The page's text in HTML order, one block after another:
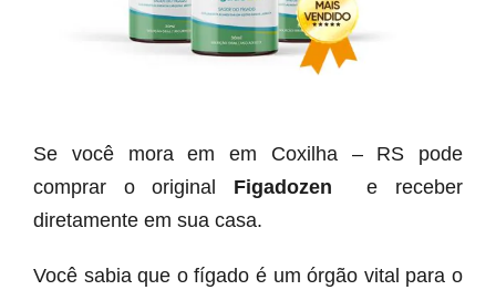
Se você mora em em Coxilha – RS pode
comprar o original Figadozen
e receber
diretamente em sua casa.
Você sabia que o fígado é um órgão vital para o